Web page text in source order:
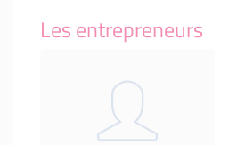
Les entrepreneurs